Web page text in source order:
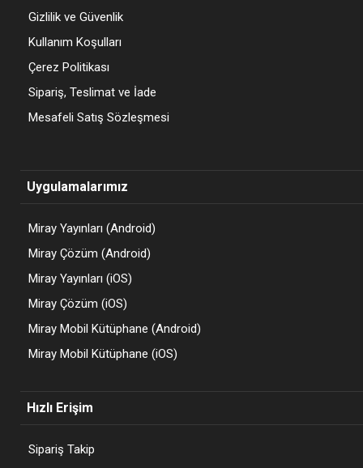
Gizlilik ve Güvenlik
Kullanım Koşulları
Çerez Politikası
Sipariş, Teslimat ve İade
Mesafeli Satış Sözleşmesi
Uygulamalarımız
Miray Yayınları (Android)
Miray Çözüm (Android)
Miray Yayınları (iOS)
Miray Çözüm (iOS)
Miray Mobil Kütüphane (Android)
Miray Mobil Kütüphane (iOS)
Hızlı Erişim
Sipariş Takip